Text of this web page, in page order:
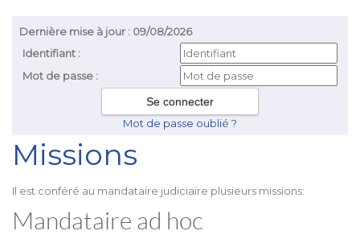
Dernière mise à jour : 09/08/2026
Identifiant :
Mot de passe :
Mot de passe oublié ?
Missions
Il est conféré au mandataire judiciaire plusieurs missions:
Mandataire ad hoc